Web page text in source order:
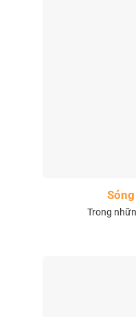
Trong